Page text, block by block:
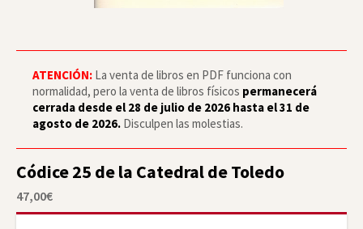
ATENCIÓN: La venta de libros en PDF funciona con
normalidad, pero la venta de libros físicos permanecerá
cerrada desde el 28 de julio de 2026 hasta el 31 de
agosto de 2026. Disculpen las molestias.
Códice 25 de la Catedral de Toledo
47,00€